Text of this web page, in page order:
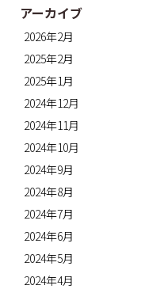
アーカイブ
2026年2月
2025年2月
2025年1月
2024年12月
2024年11月
2024年10月
2024年9月
2024年8月
2024年7月
2024年6月
2024年5月
2024年4月